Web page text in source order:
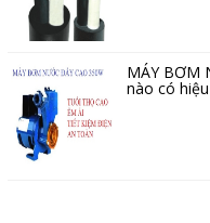
MÁY BƠM
nào có